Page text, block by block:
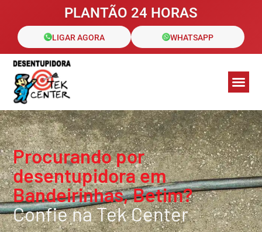
PLANTÃO 24 HORAS
LIGAR AGORA WHATSAPP
Procurando por
desentupidora em
Bandeirinhas, Betim?
Confie na Tek Center